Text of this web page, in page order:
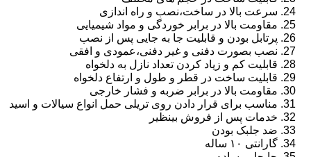
سرعت بالا در ساخت،نصب و راه اندازی
مقاومت بالا در برابر خوردگی و مواد شیمیایی
پرتابل بودن و قابلیت جا به جایی پس از نصب
نصب بصورت دفنی و غیر دفنی،عمودی و افقی
قابلیت کم و زیاد کردن تعداد نازل به دلخواه
قابلیت ساخت در قطر و طول و ارتفاع دلخواه
مقاومت بالا در برابر ضربه و فشار خارجی
مناسب برای قرار دادن روی تریلی حمل انواع سیالات و اسید
خدمات پس از فروش بینظیر
ضد جلبک بودن
گارانتی ۱۰ ساله